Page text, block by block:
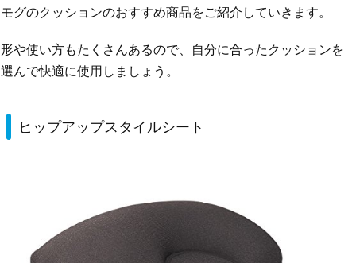
モグのクッションのおすすめ商品をご紹介していきます。
形や使い方もたくさんあるので、自分に合ったクッションを
選んで快適に使用しましょう。
ヒップアップスタイルシート